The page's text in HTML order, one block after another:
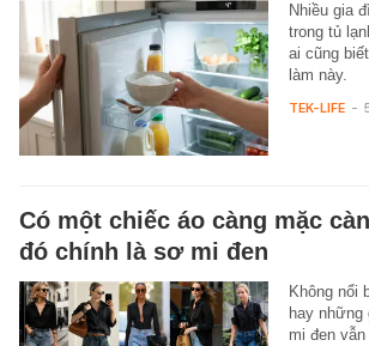
Nhiều gia
trong tủ
ai cũng
làm này.
TEK-LIFE -
Có một chiếc áo càng mặc
đó chính là sơ mi đen
Không nổi
hay
mi đen